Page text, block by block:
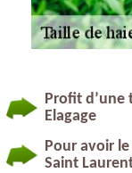
Profit
Elagage
Pour avoir
Saint